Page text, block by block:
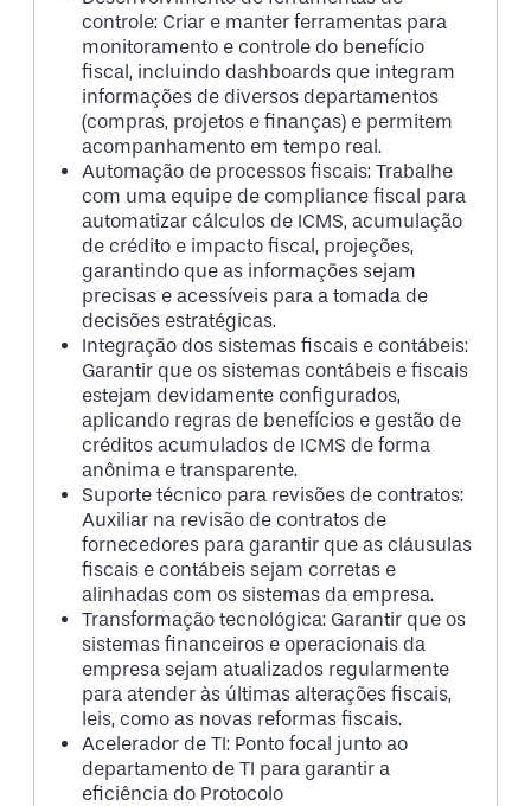
controle: Criar e manter ferramentas para
monitoramento e controle do benefício
fiscal, incluindo dashboards que integram
informações de diversos departamentos
(compras, projetos e finanças) e permitem
acompanhamento em tempo real.
Automação de processos fiscais: Trabalhe
com uma equipe de compliance fiscal para
automatizar cálculos de ICMS, acumulação
de crédito e impacto fiscal, projeções,
garantindo que as informações sejam
precisas e acessíveis para a tomada de
decisões estratégicas.
Integração dos sistemas fiscais e contábeis:
Garantir que os sistemas contábeis e fiscais
estejam devidamente configurados,
aplicando regras de benefícios e gestão de
créditos acumulados de ICMS de forma
anônima e transparente.
Suporte técnico para revisões de contratos:
Auxiliar na revisão de contratos de
fornecedores para garantir que as cláusulas
fiscais e contábeis sejam corretas e
alinhadas com os sistemas da empresa.
Transformação tecnológica: Garantir que os
sistemas financeiros e operacionais da
empresa sejam atualizados regularmente
para atender às últimas alterações fiscais,
leis, como as novas reformas fiscais.
Acelerador de TI: Ponto focal junto ao
departamento de TI para garantir a
eficiência do Protocolo